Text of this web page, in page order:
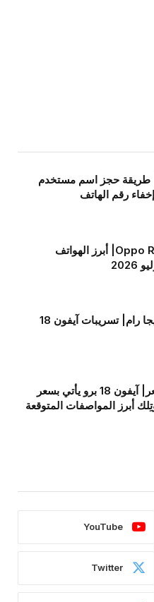
طريقة حجز اسم مستخدم
رقم الهاتف
أبرزها Oppo Reno 16| أبرز الهواتف
من 8 إلى 9 جيجا رام| تسريبات آيفون 18
ارتفاع في السعر| آيفون 18 برو يأتي بسعر
YouTube
Twitter